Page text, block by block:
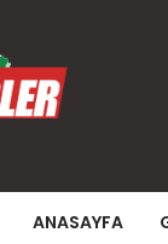
ANASAYFA